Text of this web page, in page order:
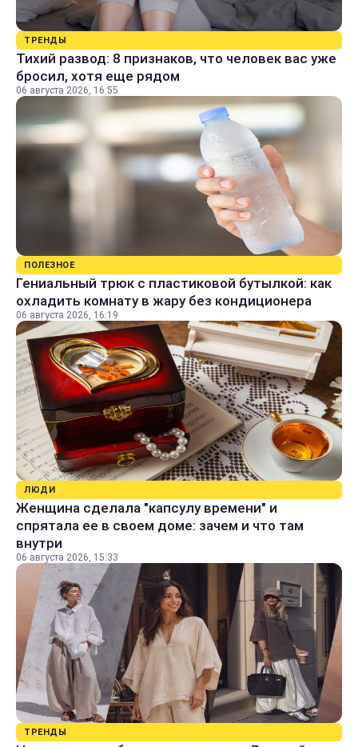
ТРЕНДЫ
Тихий развод: 8 признаков, что человек вас уже
бросил, хотя еще рядом
06 августа 2026, 16:55
ПОЛЕЗНОЕ
Гениальный трюк с пластиковой бутылкой: как
охладить комнату в жару без кондиционера
06 августа 2026, 16:19
ЛЮДИ
Женщина сделала "капсулу времени" и
спрятала ее в своем доме: зачем и что там
внутри
06 августа 2026, 15:33
ТРЕНДЫ